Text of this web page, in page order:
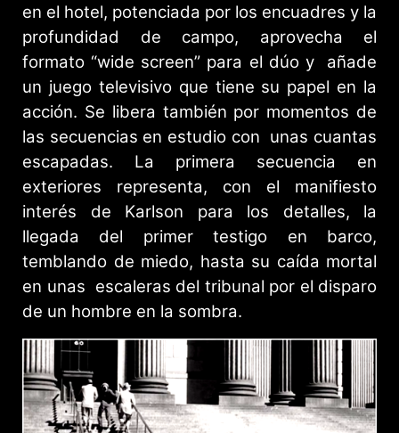
en el hotel, potenciada por los encuadres y la
profundidad de campo, aprovecha el
formato “wide screen” para el dúo y añade
un juego televisivo que tiene su papel en la
acción. Se libera también por momentos de
las secuencias en estudio con unas cuantas
escapadas. La primera secuencia en
exteriores representa, con el manifiesto
interés de Karlson para los detalles, la
llegada del primer testigo en barco,
temblando de miedo, hasta su caída mortal
en unas escaleras del tribunal por el disparo
de un hombre en la sombra.